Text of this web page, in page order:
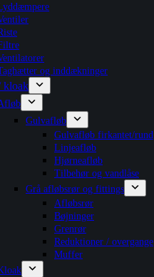
og inddækninger
kloak
Gulvafløb
Gulvafløb firkantet/rund
Linjeafløb
Hjørneafløb
Tilbehør og vandlåse
Grå afløbsrør og fittings
Afløbsrør
Bøjninger
Grenrør
Reduktioner / overgange
Muffer